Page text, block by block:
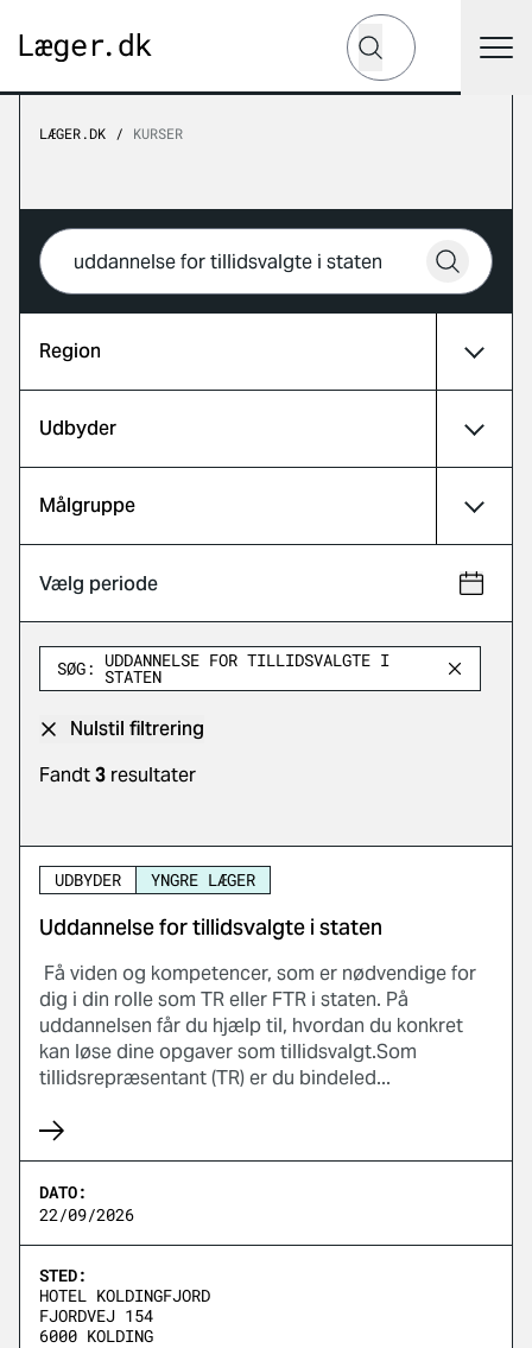
Hvad leder du efter?
Søg
LÆGER.DK KURSER
Hvad leder du efter?
Søg
Region
Udbyder
Målgruppe
SØG: UDDANNELSE FOR TILLIDSVALGTE I
STATEN
Nulstil filtrering
Fandt3 resultater
UDBYDER YNGRE LÆGER
Uddannelse for tillidsvalgte i staten
Få viden og kompetencer, som er nødvendige for
dig i din rolle som TR eller FTR i staten. På
uddannelsen får du hjælp til, hvordan du konkret
kan løse dine opgaver som tillidsvalgt.Som
tillidsrepræsentant (TR) er du bindeled...
DATO:
22/09/2026
STED:
HOTEL KOLDINGFJORD
FJORDVEJ 154
6000 KOLDING